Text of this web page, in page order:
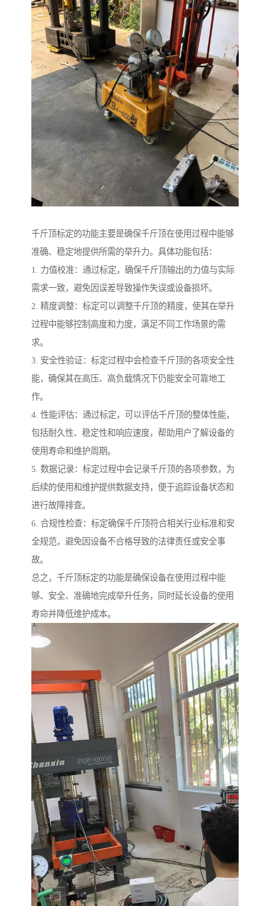
千斤顶标定的功能主要是确保千斤顶在使用过程中能够
准确、稳定地提供所需的举升力。具体功能包括：
1. 力值校准：通过标定，确保千斤顶输出的力值与实际
需求一致，避免因误差导致操作失误或设备损坏。
2. 精度调整：标定可以调整千斤顶的精度，使其在举升
过程中能够控制高度和力度，满足不同工作场景的需
求。
3. 安全性验证：标定过程中会检查千斤顶的各项安全性
能，确保其在高压、高负载情况下仍能安全可靠地工
作。
4. 性能评估：通过标定，可以评估千斤顶的整体性能，
包括耐久性、稳定性和响应速度，帮助用户了解设备的
使用寿命和维护周期。
5. 数据记录：标定过程中会记录千斤顶的各项参数，为
后续的使用和维护提供数据支持，便于追踪设备状态和
进行故障排查。
6. 合规性检查：标定确保千斤顶符合相关行业标准和安
全规范，避免因设备不合格导致的法律责任或安全事
故。
总之，千斤顶标定的功能是确保设备在使用过程中能
够、安全、准确地完成举升任务，同时延长设备的使用
寿命并降低维护成本。